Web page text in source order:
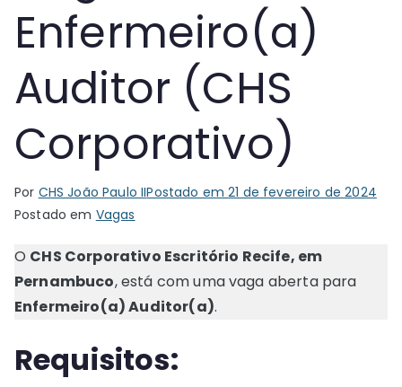
Enfermeiro(a)
Auditor (CHS
Corporativo)
Por CHS João Paulo IIPostado em21 de fevereiro de 2024
Postado em Vagas
O CHS Corporativo Escritório Recife, em
Pernambuco, está com uma vaga aberta para
Enfermeiro(a) Auditor(a).
Requisitos: